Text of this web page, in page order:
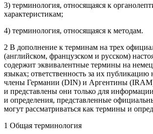
3) терминология, относящаяся к
характеристикам;
4) терминология, относящаяся к методам.
2 В дополнение к терминам на трех
(английском, французском и русском)
содержит эквивалентные термины на
языках; ответственность за их публикацию
члены Германии (DIN) и Аргентины
и представлены они только для
и определения, представленные
могут рассматриваться как термины и
1 Общая терминология